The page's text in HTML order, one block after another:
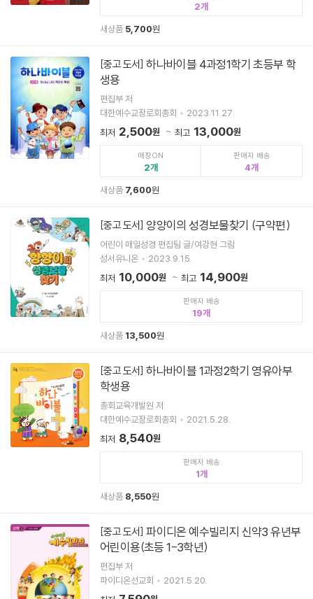
2
새상품 5,700원
[중고 도서] 하나바이블 4과정1학기 초등부 학
생용
편집부 저
대한예수교장로회총회
2023.11.27.
최저 2,500원 최고 13,000원
매장ON
2
판매자 배송
4
새상품 7,600원
[중고 도서] 양양이의 성경보물찾기 (구약편)
어린이 매일성경 편집팀 글/여강현 그림
성서유니온
2023.9.15.
최저 10,000원 최고 14,900원
판매자 배송
19
새상품 13,500원
[중고 도서] 하나바이블 1과정2학기 영유아부
학생용
총회교육개발원 저
대한예수교장로회총회
2021.5.28.
최저 8,540원
판매자 배송
1
새상품 8,550원
[중고 도서] 파이디온 예수빌리지 신약3 유년부
어린이용(초등 1-3학년)
편집부 저
파이디온선교회
2021.5.20.